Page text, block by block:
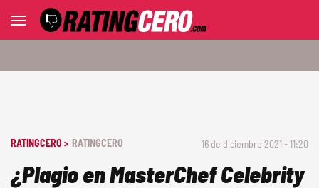
RATINGCERO > RATINGCERO 16 de diciembre 2021 - 11:20
¿Plagio en MasterChef Celebrity